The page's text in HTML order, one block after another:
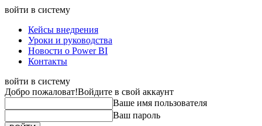
войти в систему
Кейсы внедрения
Уроки и руководства
Новости о Power BI
Контакты
войти в систему
Добро пожаловат!Войдите в свой аккаунт
Ваше имя пользователя
Ваш пароль